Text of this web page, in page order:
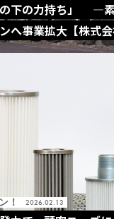
下の力持ち」 ―
へ事業拡大【株式会
！ 2026.02.13